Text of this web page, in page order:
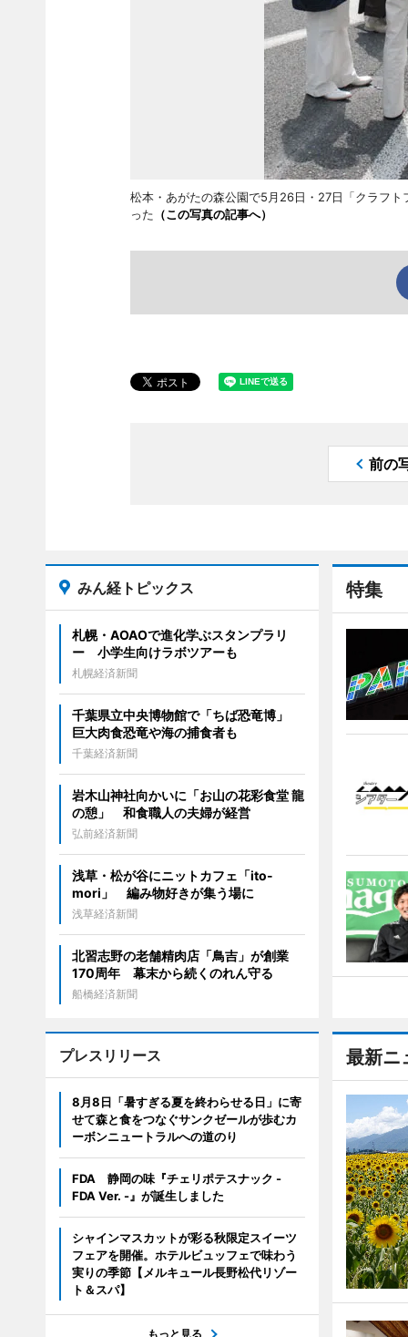
松本・あがたの森公園で5月26日・27日「クラフ
った （この写真の記事へ）
前の
特集
最新ニ
みん経トピックス
札幌・AOAOで進化学ぶスタンプラリ
ー 小学生向けラボツアーも
札幌経済新聞
千葉県立中央博物館で「ちば恐竜博」
巨大肉食恐竜や海の捕食者も
千葉経済新聞
岩木山神社向かいに「お山の花彩食堂 龍
の憩」 和食職人の夫婦が経営
弘前経済新聞
浅草・松が谷にニットカフェ「ito-
mori」 編み物好きが集う場に
浅草経済新聞
北習志野の老舗精肉店「鳥吉」が創業
170周年 幕末から続くのれん守る
船橋経済新聞
プレスリリース
8月8日「暑すぎる夏を終わらせる日」に寄
せて森と食をつなぐサンクゼールが歩むカ
ーボンニュートラルへの道のり
FDA 静岡の味『チェリポテスナック -
FDA Ver. -』が誕生しました
シャインマスカットが彩る秋限定スイーツ
フェアを開催。ホテルビュッフェで味わう
実りの季節【メルキュール長野松代リゾー
ト＆スパ】
もっと見る